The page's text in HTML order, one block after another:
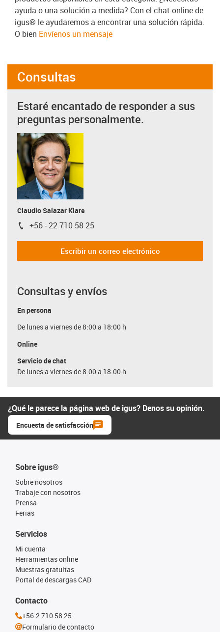
ayuda o una solución a medida? Con el chat online de
igus® le ayudaremos a encontrar una solución rápida.
O bien Envíenos un mensaje
Consultas
Estaré encantado de responder a sus
preguntas personalmente.
Claudio Salazar Klare
igus-icon-phone
+56 - 22 710 58 25
Escribir un correo electrónico
Consultas y envíos
En persona
De lunes a viernes de 8:00 a 18:00 h
Online
Servicio de chat
De lunes a viernes de 8:00 a 18:00 h
¿Qué le parece la página web de igus? Denos su opinión.
Encuesta de satisfacción
Sobre igus®
Sobre nosotros
Trabaje con nosotros
Prensa
Ferias
Servicios
Mi cuenta
Herramientas online
Muestras gratuitas
Portal de descargas CAD
Contacto
+56-2 710 58 25
Formulario de contacto